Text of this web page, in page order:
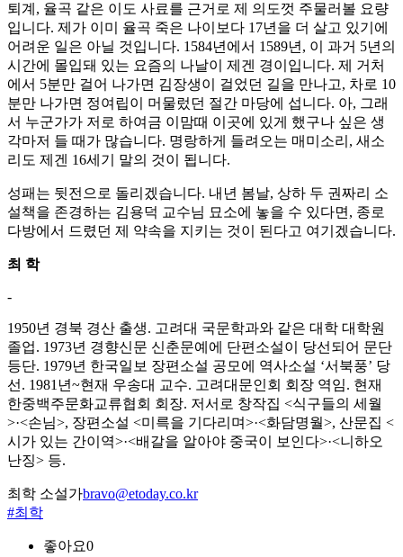
퇴계, 율곡 같은 이도 사료를 근거로 제 의도껏 주물러볼 요량
입니다. 제가 이미 율곡 죽은 나이보다 17년을 더 살고 있기에
어려운 일은 아닐 것입니다. 1584년에서 1589년, 이 과거 5년의
시간에 몰입돼 있는 요즘의 나날이 제겐 경이입니다. 제 거처
에서 5분만 걸어 나가면 김장생이 걸었던 길을 만나고, 차로 10
분만 나가면 정여립이 머물렀던 절간 마당에 섭니다. 아, 그래
서 누군가가 저로 하여금 이맘때 이곳에 있게 했구나 싶은 생
각마저 들 때가 많습니다. 명랑하게 들려오는 매미소리, 새소
리도 제겐 16세기 말의 것이 됩니다.
성패는 뒷전으로 돌리겠습니다. 내년 봄날, 상하 두 권짜리 소
설책을 존경하는 김용덕 교수님 묘소에 놓을 수 있다면, 종로
다방에서 드렸던 제 약속을 지키는 것이 된다고 여기겠습니다.
최 학
-
1950년 경북 경산 출생. 고려대 국문학과와 같은 대학 대학원
졸업. 1973년 경향신문 신춘문예에 단편소설이 당선되어 문단
등단. 1979년 한국일보 장편소설 공모에 역사소설 ‘서북풍’ 당
선. 1981년~현재 우송대 교수. 고려대문인회 회장 역임. 현재
한중백주문화교류협회 회장. 저서로 창작집 <식구들의 세월
>·<손님>, 장편소설 <미륵을 기다리며>·<화담명월>, 산문집 <
시가 있는 간이역>·<배갈을 알아야 중국이 보인다>·<니하오
난징> 등.
최학 소설가bravo@etoday.co.kr
#최학
좋아요0